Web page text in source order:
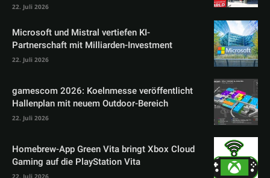
22. Juli 2026
Microsoft und Mistral vertiefen KI-
Partnerschaft mit Milliarden-Investment
22. Juli 2026
gamescom 2026: Koelnmesse veröffentlicht
Hallenplan mit neuem Outdoor-Bereich
22. Juli 2026
Homebrew-App Green Vita bringt Xbox Cloud
Gaming auf die PlayStation Vita
22. Juli 2026